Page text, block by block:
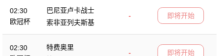
02:30
欧冠杯
巴尼亚卢卡战士
-
索非亚列夫斯基
即将开始
02:30
特费奥里
-
即将开始